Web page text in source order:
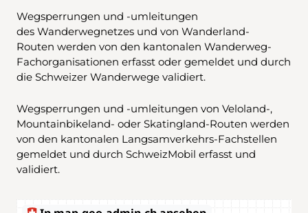
Wegsperrungen und -umleitungen
des Wanderwegnetzes und von Wanderland-
Routen werden von den kantonalen Wanderweg-
Fachorganisationen erfasst oder gemeldet und durch
die Schweizer Wanderwege validiert.
Wegsperrungen und -umleitungen von Veloland-,
Mountainbikeland- oder Skatingland-Routen werden
von den kantonalen Langsamverkehrs-Fachstellen
gemeldet und durch SchweizMobil erfasst und
validiert.